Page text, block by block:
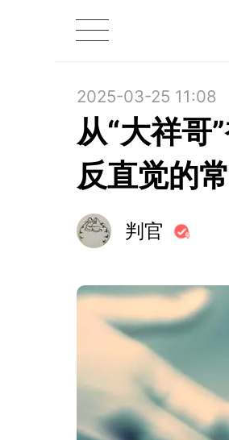
2025-03-25 11:08
从“大祥哥
反直觉的
判官